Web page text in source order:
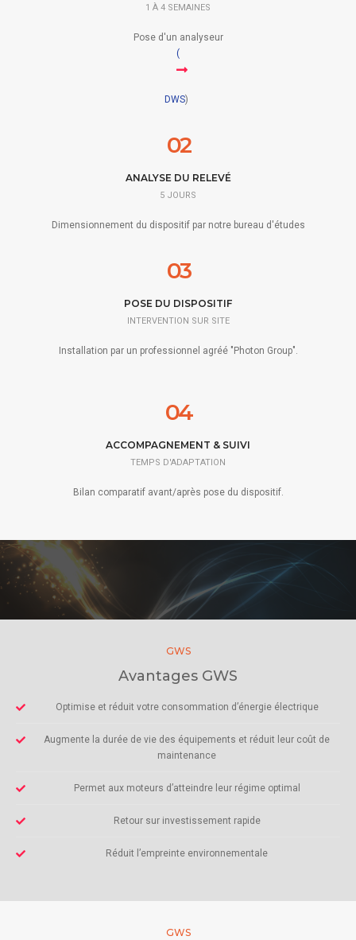
1 À 4 SEMAINES
Pose d'un analyseur
(
DWS)
02
ANALYSE DU RELEVÉ
5 JOURS
Dimensionnement du dispositif par notre bureau d'études
03
POSE DU DISPOSITIF
INTERVENTION SUR SITE
Installation par un professionnel agréé "Photon Group".
04
ACCOMPAGNEMENT & SUIVI
TEMPS D'ADAPTATION
Bilan comparatif avant/après pose du dispositif.
GWS
Avantages GWS
Optimise et réduit votre consommation d’énergie électrique
Augmente la durée de vie des équipements et réduit leur coût de
maintenance
Permet aux moteurs d’atteindre leur régime optimal
Retour sur investissement rapide
Réduit l’empreinte environnementale
GWS